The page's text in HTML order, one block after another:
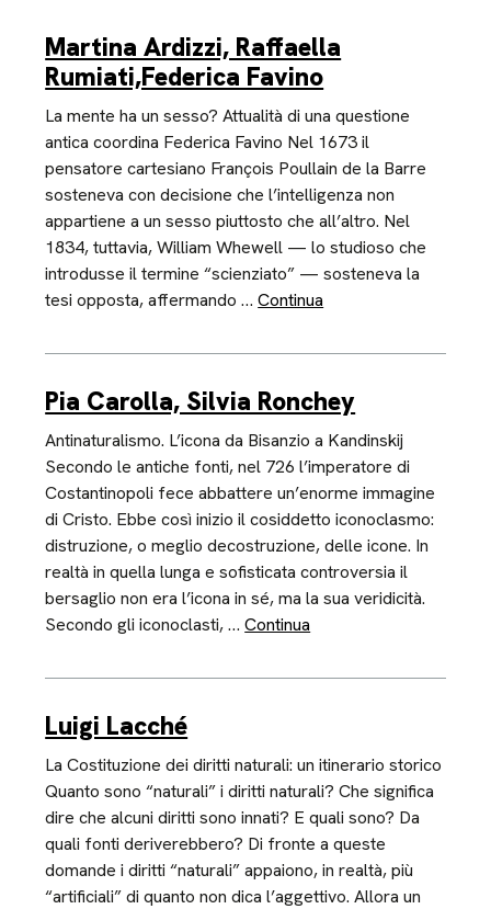
Martina Ardizzi, Raffaella
Rumiati,Federica Favino
La mente ha un sesso? Attualità di una questione
antica coordina Federica Favino Nel 1673 il
pensatore cartesiano François Poullain de la Barre
sosteneva con decisione che l’intelligenza non
appartiene a un sesso piuttosto che all’altro. Nel
1834, tuttavia, William Whewell — lo studioso che
introdusse il termine “scienziato” — sosteneva la
tesi opposta, affermando …Continua
Pia Carolla, Silvia Ronchey
Antinaturalismo. L’icona da Bisanzio a Kandinskij
Secondo le antiche fonti, nel 726 l’imperatore di
Costantinopoli fece abbattere un’enorme immagine
di Cristo. Ebbe così inizio il cosiddetto iconoclasmo:
distruzione, o meglio decostruzione, delle icone. In
realtà in quella lunga e sofisticata controversia il
bersaglio non era l’icona in sé, ma la sua veridicità.
Secondo gli iconoclasti, …Continua
Luigi Lacché
La Costituzione dei diritti naturali: un itinerario storico
Quanto sono “naturali” i diritti naturali? Che significa
dire che alcuni diritti sono innati? E quali sono? Da
quali fonti deriverebbero? Di fronte a queste
domande i diritti “naturali” appaiono, in realtà, più
“artificiali” di quanto non dica l’aggettivo. Allora un